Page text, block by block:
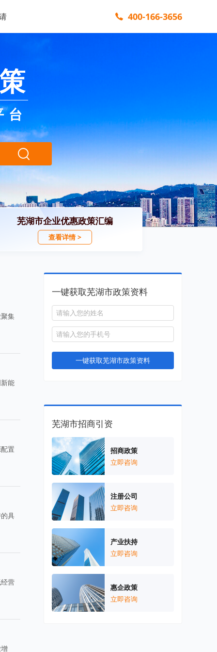
400-166-3656
台
芜湖市企业优惠政策汇编
查看详情 >
集
能
置
具
营
一键获取芜湖市政策资料
一键获取芜湖市政策资料
芜湖市招商引资
招商政策
立即咨询
注册公司
立即咨询
产业扶持
立即咨询
惠企政策
立即咨询